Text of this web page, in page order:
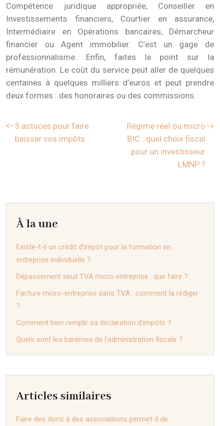
Compétence juridique appropriée, Conseiller en
Investissements financiers, Courtier en assurance,
Intermédiaire en Opérations bancaires, Démarcheur
financier ou Agent immobilier. C’est un gage de
professionnalisme. Enfin, faites le point sur la
rémunération. Le coût du service peut aller de quelques
centaines à quelques milliers d’euros et peut prendre
deux formes : des honoraires ou des commissions.
5 astuces pour faire
baisser vos impôts
Régime réel ou micro
BIC : quel choix fiscal
pour un investisseur
LMNP ?
À la une
Existe-t-il un crédit d’impôt pour la formation en
entreprise individuelle ?
Dépassement seuil TVA micro entreprise : que faire ?
Facture micro-entreprise sans TVA : comment la rédiger
?
Comment bien remplir sa déclaration d’impôts ?
Quels sont les barèmes de l’administration fiscale ?
Articles similaires
Faire des dons à des associations permet-il de